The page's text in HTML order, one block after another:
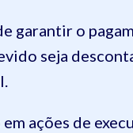
garantir o
seja
ações de